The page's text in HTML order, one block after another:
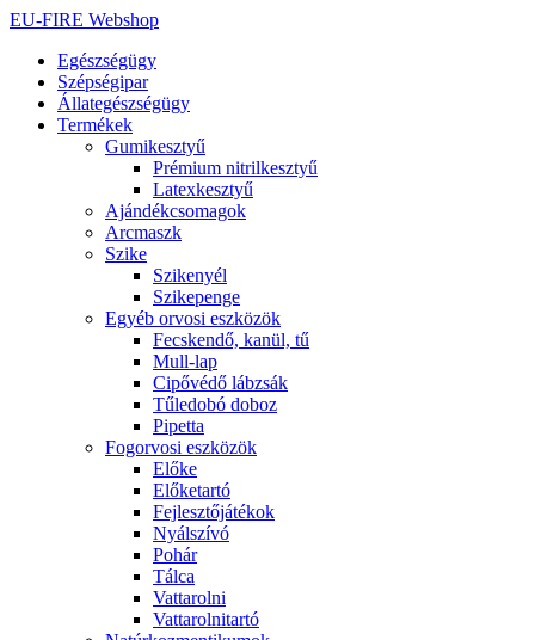
Ugrás
tartalomhoz
EU-FIRE Webshop
Egészségügy
Szépségipar
Állategészségügy
Termékek
Gumikesztyű
Prémium nitrilkesztyű
Latexkesztyű
Ajándékcsomagok
Arcmaszk
Szike
Szikenyél
Szikepenge
Egyéb orvosi eszközök
Fecskendő, kanül, tű
Mull-lap
Cipővédő lábzsák
Tűledobó doboz
Pipetta
Fogorvosi eszközök
Előke
Előketartó
Fejlesztőjátékok
Nyálszívó
Pohár
Tálca
Vattarolni
Vattarolnitartó